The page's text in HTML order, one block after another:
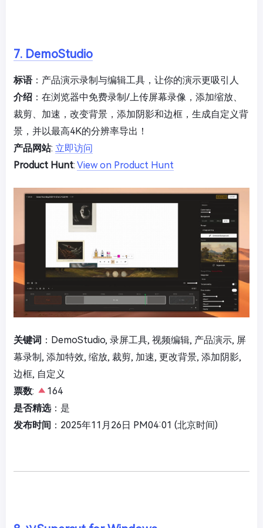
7. DemoStudio
标语：产品演示录制与编辑工具，让你的演示更吸引人
介绍 ：在浏览器中免费录制/上传屏幕录像，添加缩放、
裁剪、加速，改变背景，添加阴影和边框，生成自定义背
景，并以最高4K的分辨率导出！
产品网站: 立即访问
Product Hunt: View on Product Hunt
关键词 ：DemoStudio, 录屏工具, 视频编辑, 产品演示, 屏
幕录制, 添加特效, 缩放, 裁剪, 加速, 更改背景, 添加阴影,
边框, 自定义
票数:
164
是否精选：是
发布时间 ：2025年11月26日 PM04:01 (北京时间)